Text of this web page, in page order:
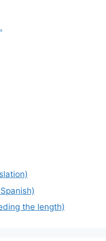
the length)